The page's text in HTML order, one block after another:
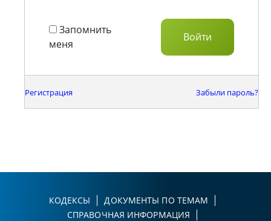
Запомнить
меня
Регистрация Забыли пароль?
КОДЕКСЫ
ДОКУМЕНТЫ ПО ТЕМАМ
СПРАВОЧНАЯ ИНФОРМАЦИЯ